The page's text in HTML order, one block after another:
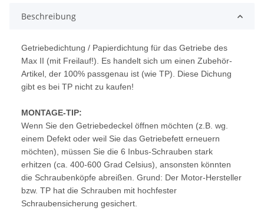
Beschreibung
Getriebedichtung / Papierdichtung für das Getriebe des
Max II (mit Freilauf!). Es handelt sich um einen Zubehör-
Artikel, der 100% passgenau ist (wie TP). Diese Dichung
gibt es bei TP nicht zu kaufen!
MONTAGE-TIP:
Wenn Sie den Getriebedeckel öffnen möchten (z.B. wg.
einem Defekt oder weil Sie das Getriebefett erneuern
möchten), müssen Sie die 6 Inbus-Schrauben stark
erhitzen (ca. 400-600 Grad Celsius), ansonsten könnten
die Schraubenköpfe abreißen. Grund: Der Motor-Hersteller
bzw. TP hat die Schrauben mit hochfester
Schraubensicherung gesichert.